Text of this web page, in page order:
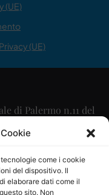
come i cookie
del dispositivo. Il
elaborare dati come il
sito. Non
(UE)
(UE)
di Palermo n.11 del
Scaglione